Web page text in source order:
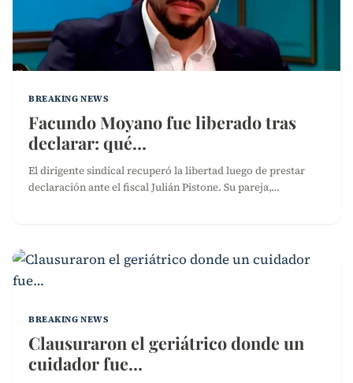
BREAKING NEWS
Facundo Moyano fue liberado tras
declarar: qué…
El dirigente sindical recuperó la libertad luego de prestar
declaración ante el fiscal Julián Pistone. Su pareja,…
BREAKING NEWS
Clausuraron el geriátrico donde un
cuidador fue…